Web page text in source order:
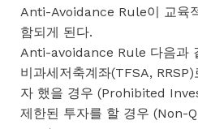
Anti-Avoidance Rule이 교육
함되게 된다.
Anti-avoidance Rule 다음과
비과세저축계좌(TFSA,
자 했을 경우 (Prohibited
제한된 투자를 할 경우